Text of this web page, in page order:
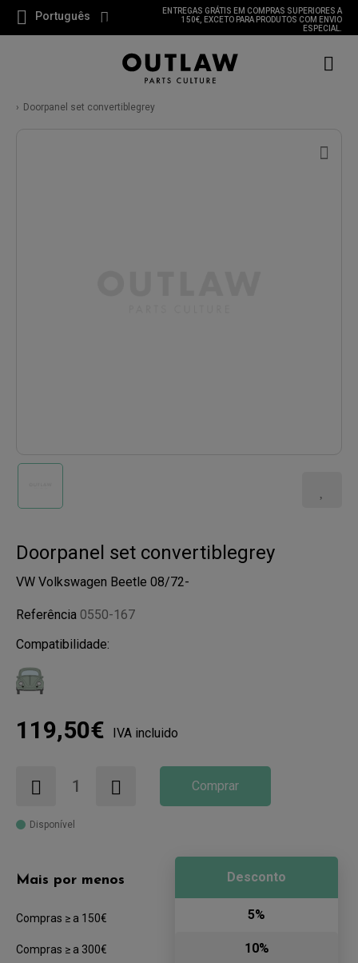
Português
ENTREGAS GRÁTIS EM COMPRAS SUPERIORES A
150€, EXCETO PARA PRODUTOS COM ENVIO
ESPECIAL.
Doorpanel set convertiblegrey
Doorpanel set convertiblegrey
VW Volkswagen Beetle 08/72-
Referência 0550-167
Compatibilidade:
119,50€ IVA incluido
Comprar
Disponível
Mais por menos
Compras ≥ a 150€
Compras ≥ a 300€
Desconto
5%
10%